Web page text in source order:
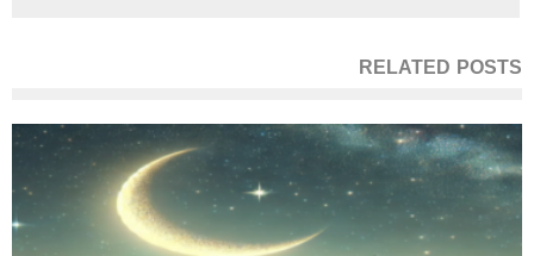
RELATED POSTS